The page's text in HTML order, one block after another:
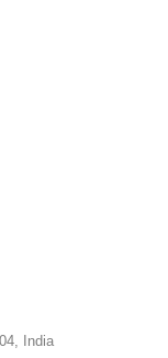
India